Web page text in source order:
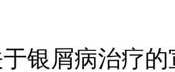
银屑病治疗